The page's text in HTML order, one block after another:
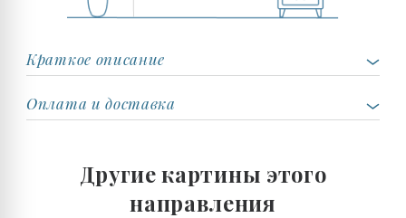
Краткое описание
Оплата и доставка
Другие картины этого
направления